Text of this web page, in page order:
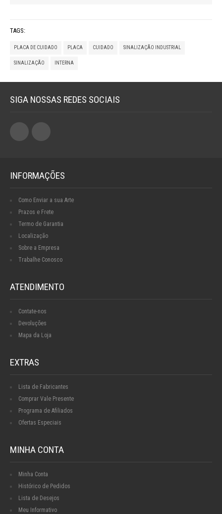
TAGS:
PLACA DE CUIDADO PLACA CUIDADO SINALIZAÇÃO INDUSTRIAL
SINALIZAÇÃO INTERNA
SIGA NOSSAS REDES SOCIAIS
INFORMAÇÕES
Como Enviar a sua Arte
Prazos e Frete
Termo de Garantia
Localização
Sobre a Empresa
Trabalhe Conosco
ATENDIMENTO
Contate-nos
Devoluções
Mapa da Loja
EXTRAS
Lista de Fabricantes
Comprar Vale Presente
Programa de Afiliados
Ofertas Especiais
MINHA CONTA
Minha Conta
Histórico de Pedidos
Lista de Desejos
Meu Informativo